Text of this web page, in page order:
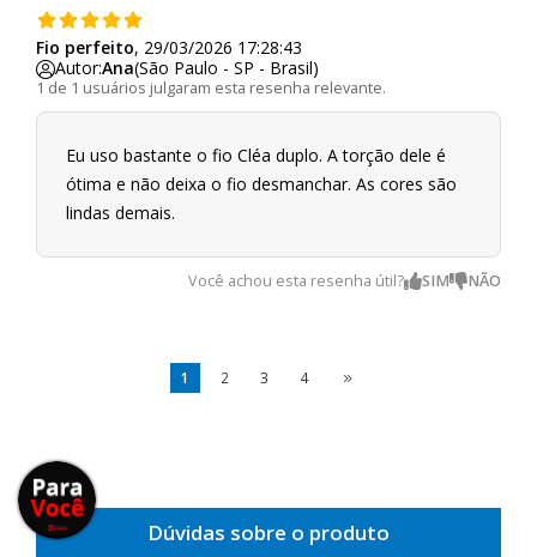
1 de 1 usuários julgaram esta resenha relevante.
Fio perfeito, 29/03/2026 17:28:43
Autor:Ana(São Paulo - SP - Brasil)
Eu uso bastante o fio Cléa duplo. A torção dele é
ótima e não deixa o fio desmanchar. As cores são
lindas demais.
Você achou esta resenha útil?
1 2 3 4
Dúvidas sobre o produto